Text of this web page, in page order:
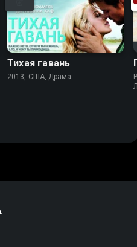
Тихая гавань
2013, США, Драма